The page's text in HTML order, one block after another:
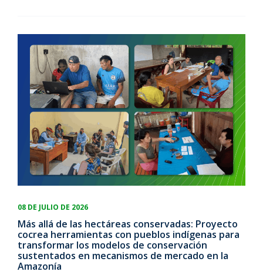
08 DE JULIO DE 2026
Más allá de las hectáreas conservadas: Proyecto
cocrea herramientas con pueblos indígenas para
transformar los modelos de conservación
sustentados en mecanismos de mercado en la
Amazonía